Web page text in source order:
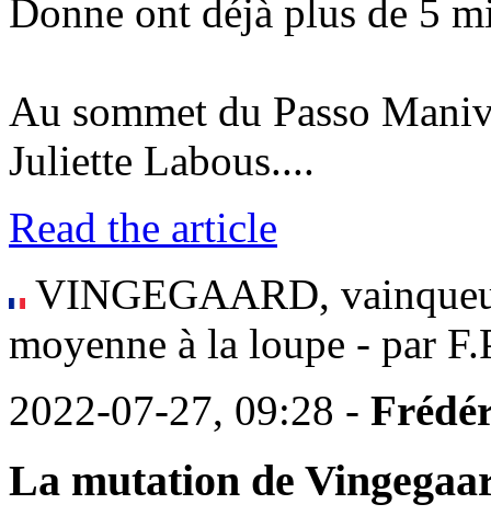
Donne ont déjà plus de 5
Au sommet du Passo
Juliette Labous....
Read the article
VINGEGAARD,
moyenne à la loupe - par
2022-07-27, 09:28 -
La mutation de